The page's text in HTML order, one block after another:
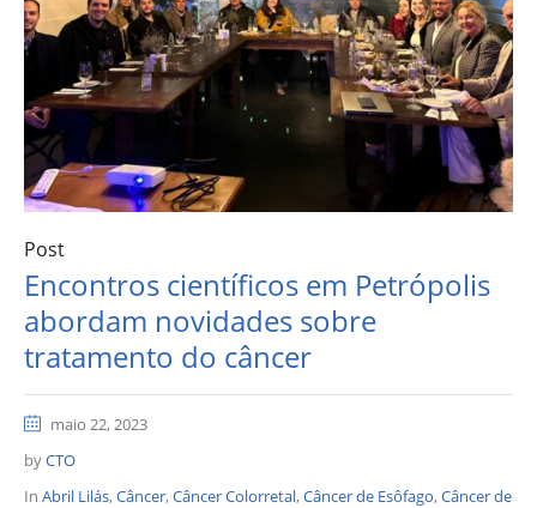
Post
Encontros científicos em Petrópolis
abordam novidades sobre
tratamento do câncer
maio 22, 2023
byCTO
In Abril Lilás,Câncer,Câncer Colorretal,Câncer de Esôfago,Câncer de